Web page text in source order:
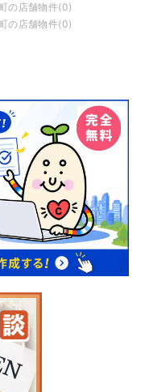
の店舗物件(0)
の店舗物件(0)